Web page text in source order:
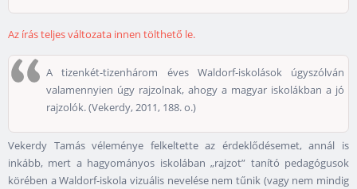
Az írás teljes változata innen tölthető le.
A tizenkét-tizenhárom éves Waldorf-iskolások úgyszólván
valamennyien úgy rajzolnak, ahogy a magyar iskolákban a jó
rajzolók. (Vekerdy, 2011, 188. o.)
Vekerdy Tamás véleménye felkeltette az érdeklődésemet, annál is
inkább, mert a hagyományos iskolában „rajzot” tanító pedagógusok
körében a Waldorf-iskola vizuális nevelése nem tűnik (vagy nem mindig